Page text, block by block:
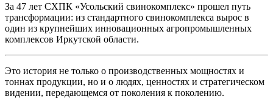
За 47 лет СХПК «Усольский свинокомплекс» прошел путь
трансформации: из стандартного свинокомплекса вырос в
один из крупнейших инновационных агропромышленных
комплексов Иркутской области.
Это история не только о производственных мощностях и
тоннах продукции, но и о людях, ценностях и стратегическом
видении, передающемся от поколения к поколению.